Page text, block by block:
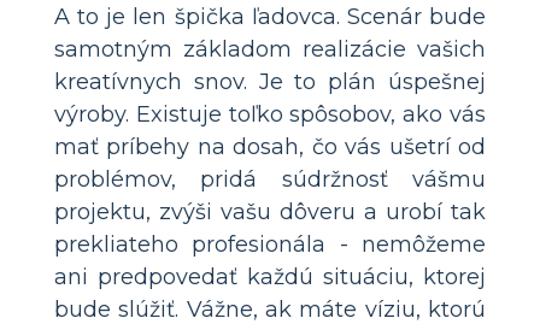
A to je len špička ľadovca. Scenár bude
samotným základom realizácie vašich
kreatívnych snov. Je to plán úspešnej
výroby. Existuje toľko spôsobov, ako vás
mať príbehy na dosah, čo vás ušetrí od
problémov, pridá súdržnosť vášmu
projektu, zvýši vašu dôveru a urobí tak
prekliateho profesionála - nemôžeme
ani predpovedať každú situáciu, ktorej
bude slúžiť. Vážne, ak máte víziu, ktorú